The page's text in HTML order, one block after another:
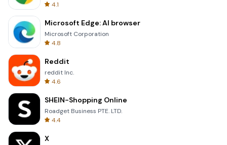
4.1
Microsoft Edge: AI browser
Microsoft Corporation
4.8
Reddit
reddit Inc.
4.6
SHEIN-Shopping Online
Roadget Business PTE. LTD.
4.4
X